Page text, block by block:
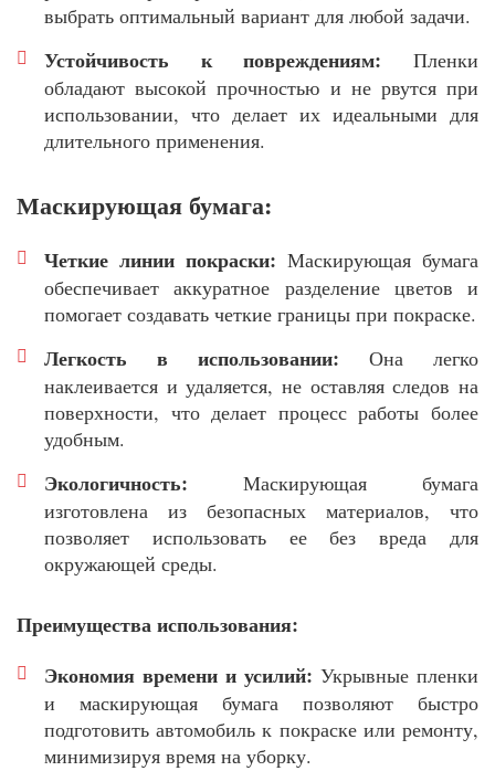
выбрать оптимальный вариант для любой задачи.
Устойчивость к повреждениям: Пленки
обладают высокой прочностью и не рвутся при
использовании, что делает их идеальными для
длительного применения.
Маскирующая бумага:
Четкие линии покраски: Маскирующая бумага
обеспечивает аккуратное разделение цветов и
помогает создавать четкие границы при покраске.
Легкость в использовании: Она легко
наклеивается и удаляется, не оставляя следов на
поверхности, что делает процесс работы более
удобным.
Экологичность: Маскирующая бумага
изготовлена из безопасных материалов, что
позволяет использовать ее без вреда для
окружающей среды.
Преимущества использования:
Экономия времени и усилий: Укрывные пленки
и маскирующая бумага позволяют быстро
подготовить автомобиль к покраске или ремонту,
минимизируя время на уборку.